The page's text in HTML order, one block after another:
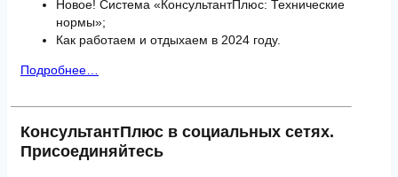
Новое! Система «КонсультантПлюс: Технические
нормы»;
Как работаем и отдыхаем в 2024 году.
Подробнее…
КонсультантПлюс в социальных сетях.
Присоединяйтесь